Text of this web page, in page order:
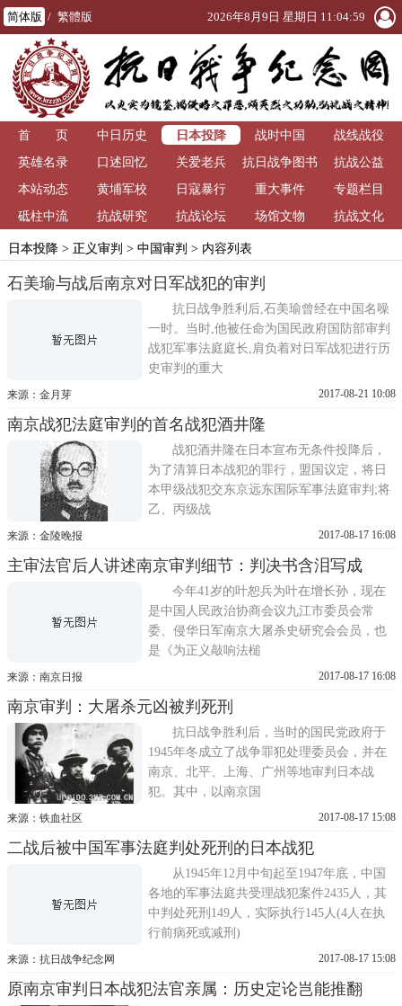
简体版 / 繁體版 2026年8月9日 星期日 11:05:00
首 页 中日历史 日本投降 战时中国
战线战役
英雄名录
口述回忆 关爱老兵
抗日战争图书
馆
抗战公益
本站动态
黄埔军校 日寇暴行 重大事件
专题栏目
砥柱中流
抗战研究 抗战论坛 场馆文物 抗战文化
日本投降> 正义审判 > 中国审判 > 内容列表
石美瑜与战后南京对日军战犯的审判
抗日战争胜利后,石美瑜曾经在中国名噪
一时。当时,他被任命为国民政府国防部审判
战犯军事法庭庭长,肩负着对日军战犯进行历
史审判的重大
来源：金月芽 2017-08-21 10:08
南京战犯法庭审判的首名战犯酒井隆
战犯酒井隆在日本宣布无条件投降后，
为了清算日本战犯的罪行，盟国议定，将日
本甲级战犯交东京远东国际军事法庭审判;将
乙、丙级战
来源：金陵晚报 2017-08-17 16:08
主审法官后人讲述南京审判细节：判决书含泪写成
今年41岁的叶恕兵为叶在增长孙，现在
是中国人民政治协商会议九江市委员会常
委、侵华日军南京大屠杀史研究会会员，也
是《为正义敲响法槌
来源：南京日报 2017-08-17 16:08
南京审判：大屠杀元凶被判死刑
抗日战争胜利后，当时的国民党政府于
1945年冬成立了战争罪犯处理委员会，并在
南京、北平、上海、广州等地审判日本战
犯。其中，以南京国
来源：铁血社区 2017-08-17 15:08
二战后被中国军事法庭判处死刑的日本战犯
从1945年12月中旬起至1947年底，中国
各地的军事法庭共受理战犯案件2435人，其
中判处死刑149人，实际执行145人(4人在执
行前病死或减刑)
来源：抗日战争纪念网 2017-08-17 15:08
原南京审判日本战犯法官亲属：历史定论岂能推翻